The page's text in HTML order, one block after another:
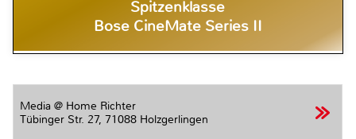
Spitzenklasse
Bose CineMate Series II
Media @ Home Richter
Tübinger Str. 27, 71088 Holzgerlingen